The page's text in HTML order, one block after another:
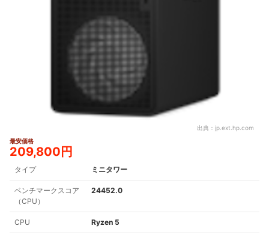
出典： jp.ext.hp.com
最安価格
209,800円
タイプ ミニタワー
ベンチマークスコア
（CPU）
24452.0
CPU Ryzen 5